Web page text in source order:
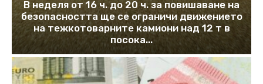
В неделя от 16 ч. до 20 ч. за повишаване на
безопасността ще се ограничи движението
на тежкотоварните камиони над 12 т в
посока...